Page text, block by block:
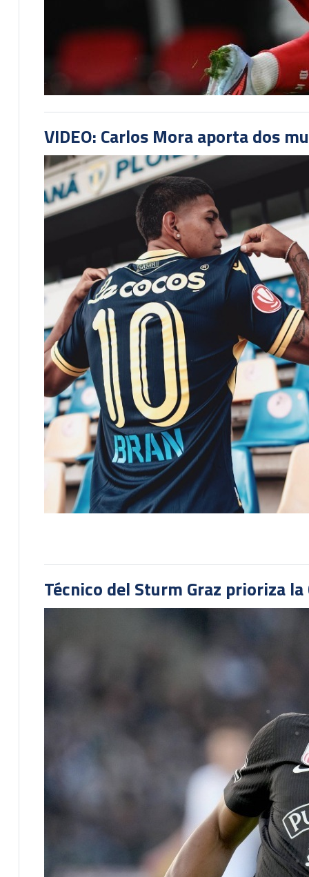
VIDEO: Carlos Mora aporta dos
Técnico del Sturm Graz prioriza